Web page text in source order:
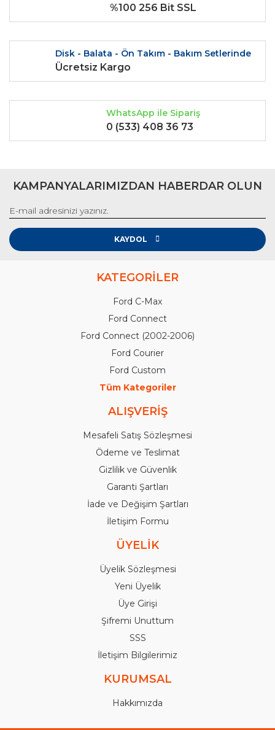
%100 256 Bit SSL
Disk - Balata - Ön Takım - Bakım Setlerinde
Ücretsiz Kargo
WhatsApp ile Sipariş
0 (533) 408 36 73
KAMPANYALARIMIZDAN HABERDAR OLUN
KAYDOL
KATEGORİLER
Ford C-Max
Ford Connect
Ford Connect (2002-2006)
Ford Courier
Ford Custom
Tüm Kategoriler
ALIŞVERİŞ
Mesafeli Satış Sözleşmesi
Ödeme ve Teslimat
Gizlilik ve Güvenlik
Garanti Şartları
İade ve Değişim Şartları
İletişim Formu
ÜYELİK
Üyelik Sözleşmesi
Yeni Üyelik
Üye Girişi
Şifremi Unuttum
SSS
İletişim Bilgilerimiz
KURUMSAL
Hakkımızda